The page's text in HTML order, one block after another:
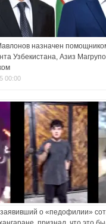
назначен
Узбекистана, Азиз
00:00
о «педофилии»